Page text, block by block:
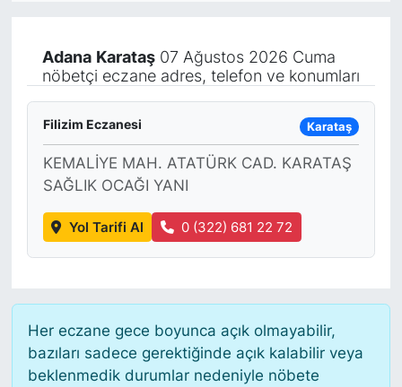
Adana Karataş07 Ağustos 2026 Cuma
nöbetçi eczane adres, telefon ve konumları
Filizim Eczanesi Karataş
KEMALİYE MAH. ATATÜRK CAD. KARATAŞ
SAĞLIK OCAĞI YANI
Yol Tarifi Al 0 (322) 681 22 72
Her eczane gece boyunca açık olmayabilir,
bazıları sadece gerektiğinde açık kalabilir veya
beklenmedik durumlar nedeniyle nöbete
KÖŞE YAZILARI (Arşiv)
KÜLTÜR SANAT
MAGAZİN
RÖPORTAJ
SAĞLIK
SARIYER HABERLERİ
SARIYER İMAR BARIŞI